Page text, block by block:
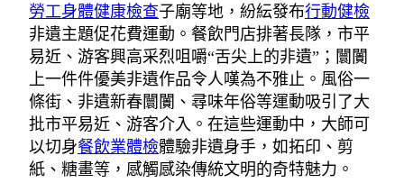
勞工身體健康檢查子廟等地，紛紜發布行動健檢
非遺主題促花費運動。餐飲門店排著長隊，市平
易近、游客興高采烈咀嚼“舌尖上的非遺”；闤闠
上一件件優美非遺作品令人嘆為不雅止。風俗一
條街、非遺新春闤闠、尋味年俗等運動吸引了大
批市平易近、游客介入。在這些運動中，大師可
以切身餐飲業體檢體驗非遺身手，如拓印、剪
紙、糖畫等，感觸感染傳統文明的奇特魅力。